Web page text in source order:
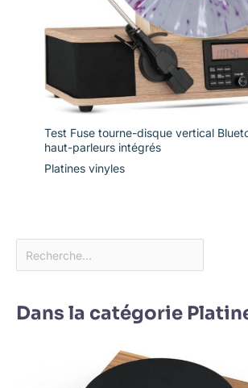
Test Fuse tourne-disque vertical
haut-parleurs intégrés
Platines vinyles
Dans la catégorie